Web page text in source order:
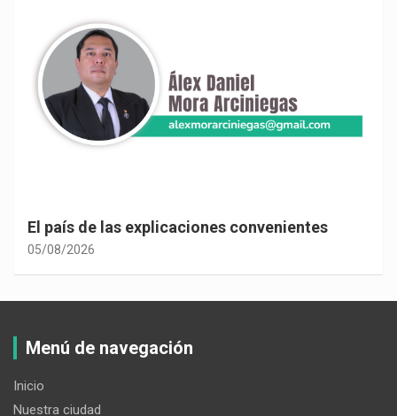
El país de las explicaciones convenientes
05/08/2026
Menú de navegación
Inicio
Nuestra ciudad